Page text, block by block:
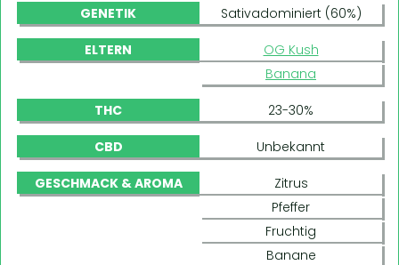
GENETIK Sativadominiert (60%)
ELTERN
OG Kush
Banana
THC 23-30%
CBD Unbekannt
GESCHMACK & AROMA
Zitrus
Pfeffer
Fruchtig
Banane